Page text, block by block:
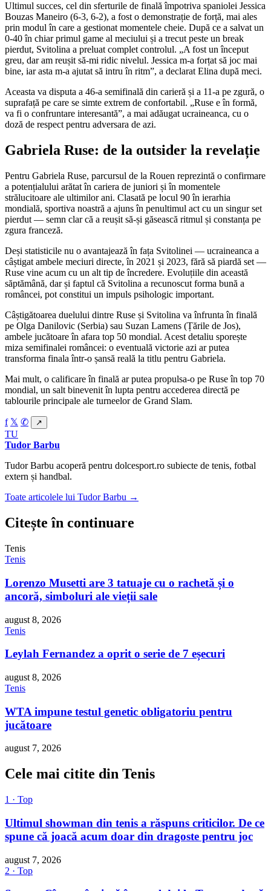
Ultimul succes, cel din sferturile de finală împotriva spaniolei Jessica
Bouzas Maneiro (6-3, 6-2), a fost o demonstrație de forță, mai ales
prin modul în care a gestionat momentele cheie. După ce a salvat un
0-40 în chiar primul game al meciului și a trecut peste un break
pierdut, Svitolina a preluat complet controlul. „A fost un început
greu, dar am reușit să-mi ridic nivelul. Jessica m-a forțat să joc mai
bine, iar asta m-a ajutat să intru în ritm”, a declarat Elina după meci.
Aceasta va disputa a 46-a semifinală din carieră și a 11-a pe zgură, o
suprafață pe care se simte extrem de confortabil. „Ruse e în formă,
va fi o confruntare interesantă”, a mai adăugat ucraineanca, cu o
doză de respect pentru adversara de azi.
Gabriela Ruse: de la outsider la revelație
Pentru Gabriela Ruse, parcursul de la Rouen reprezintă o confirmare
a potențialului arătat în cariera de juniori și în momentele
strălucitoare ale ultimilor ani. Clasată pe locul 90 în ierarhia
mondială, sportiva noastră a ajuns în penultimul act cu un singur set
pierdut — semn clar că a reușit să-și găsească ritmul și constanța pe
zgura franceză.
Deși statisticile nu o avantajează în fața Svitolinei — ucraineanca a
câștigat ambele meciuri directe, în 2021 și 2023, fără să piardă set —
Ruse vine acum cu un alt tip de încredere. Evoluțiile din această
săptămână, dar și faptul că Svitolina a recunoscut forma bună a
româncei, pot constitui un impuls psihologic important.
Câștigătoarea duelului dintre Ruse și Svitolina va înfrunta în finală
pe Olga Danilovic (Serbia) sau Suzan Lamens (Țările de Jos),
ambele jucătoare în afara top 50 mondial. Acest detaliu sporește
miza semifinalei româncei: o eventuală victorie azi ar putea
transforma finala într-o șansă reală la titlu pentru Gabriela.
Mai mult, o calificare în finală ar putea propulsa-o pe Ruse în top 70
mondial, un salt binevenit în lupta pentru accederea directă pe
tablourile principale ale turneelor de Grand Slam.
f 𝕏 ✆ ↗
TU
Tudor Barbu
Tudor Barbu acoperă pentru dolcesport.ro subiecte de tenis, fotbal
extern și handbal.
Toate articolele lui Tudor Barbu →
Citește în continuare
Tenis
Tenis
Lorenzo Musetti are 3 tatuaje cu o rachetă și o
ancoră, simboluri ale vieții sale
august 8, 2026
Tenis
Leylah Fernandez a oprit o serie de 7 eșecuri
august 8, 2026
Tenis
WTA impune testul genetic obligatoriu pentru
jucătoare
august 7, 2026
Cele mai citite din Tenis
1 · Top
Ultimul showman din tenis a răspuns criticilor. De ce
spune că joacă acum doar din dragoste pentru joc
august 7, 2026
2 · Top